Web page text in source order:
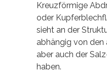
Kreuzförmige
oder
sieht an der
abhängig von den
aber auch der
haben.